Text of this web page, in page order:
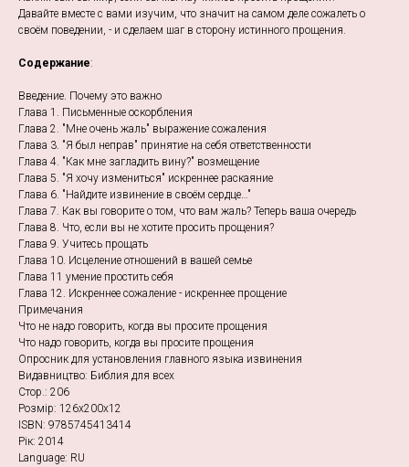
Давайте вместе с вами изучим, что значит на самом деле сожалеть о
своём поведении, - и сделаем шаг в сторону истинного прощения.
Содержание:
Введение. Почему это важно
Глава 1. Письменные оскорбления
Глава 2. "Мне очень жаль" выражение сожаления
Глава 3. "Я был неправ" принятие на себя ответственности
Глава 4. "Как мне загладить вину?" возмещение
Глава 5. "Я хочу измениться" искреннее раскаяние
Глава 6. "Найдите извинение в своём сердце…"
Глава 7. Как вы говорите о том, что вам жаль? Теперь ваша очередь
Глава 8. Что, если вы не хотите просить прощения?
Глава 9. Учитесь прощать
Глава 10. Исцеление отношений в вашей семье
Глава 11 умение простить себя
Глава 12. Искреннее сожаление - искреннее прощение
Примечания
Что не надо говорить, когда вы просите прощения
Что надо говорить, когда вы просите прощения
Опросник для установления главного языка извинения
Видавництво: Библия для всех
Стор.: 206
Розмір: 126х200х12
ISBN: 9785745413414
Рік: 2014
Language: RU